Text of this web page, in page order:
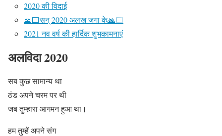
2020 की विदाई
🙏🏻सन् 2020 अलख जगा के🙏🏻
2021 नव वर्ष की हार्दिक शुभकामनाएं
अलविदा 2020
सब कुछ सामान्य था
ठंड अपने चरम पर थी
जब तुम्हारा आगमन हुआ था।
हम तुम्हें अपने संग